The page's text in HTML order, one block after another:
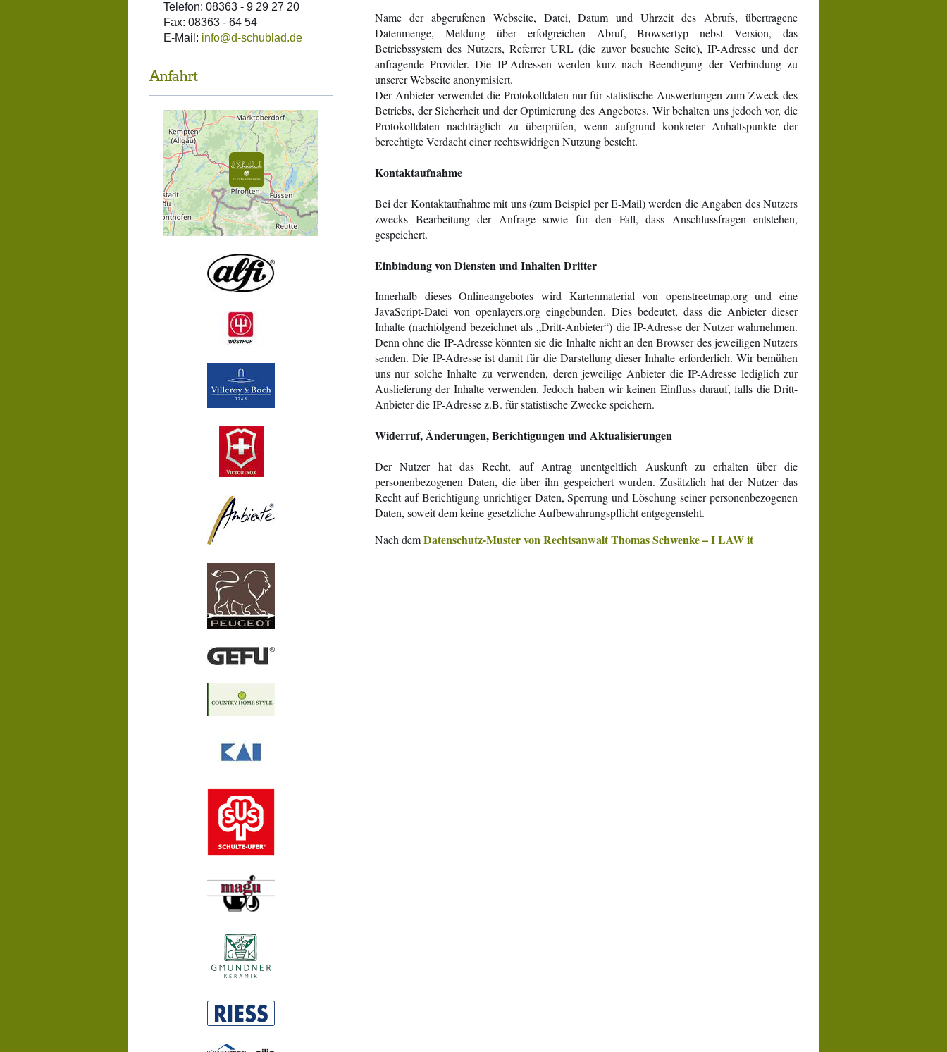
Name der abgerufenen Webseite, Datei, Datum und Uhrzeit des Abrufs, übertragene
Datenmenge, Meldung über erfolgreichen Abruf, Browsertyp nebst Version, das
Betriebssystem des Nutzers, Referrer URL (die zuvor besuchte Seite), IP-Adresse und der
anfragende Provider. Die IP-Adressen werden kurz nach Beendigung der Verbindung zu
unserer Webseite anonymisiert.
Der Anbieter verwendet die Protokolldaten nur für statistische Auswertungen zum Zweck des
Betriebs, der Sicherheit und der Optimierung des Angebotes. Wir behalten uns jedoch vor, die
Protokolldaten nachträglich zu überprüfen, wenn aufgrund konkreter Anhaltspunkte der
berechtigte Verdacht einer rechtswidrigen Nutzung besteht.
Kontaktaufnahme
Bei der Kontaktaufnahme mit uns (zum Beispiel per E-Mail) werden die Angaben des Nutzers
zwecks Bearbeitung der Anfrage sowie für den Fall, dass Anschlussfragen entstehen,
gespeichert.
Einbindung von Diensten und Inhalten Dritter
Innerhalb dieses Onlineangebotes wird Kartenmaterial von openstreetmap.org und eine
JavaScript-Datei von openlayers.org eingebunden. Dies bedeutet, dass die Anbieter dieser
Inhalte (nachfolgend bezeichnet als „Dritt-Anbieter“) die IP-Adresse der Nutzer wahrnehmen.
Denn ohne die IP-Adresse könnten sie die Inhalte nicht an den Browser des jeweiligen Nutzers
senden. Die IP-Adresse ist damit für die Darstellung dieser Inhalte erforderlich. Wir bemühen
uns nur solche Inhalte zu verwenden, deren jeweilige Anbieter die IP-Adresse lediglich zur
Auslieferung der Inhalte verwenden. Jedoch haben wir keinen Einfluss darauf, falls die Dritt-
Anbieter die IP-Adresse z.B. für statistische Zwecke speichern.
Widerruf, Änderungen, Berichtigungen und Aktualisierungen
Der Nutzer hat das Recht, auf Antrag unentgeltlich Auskunft zu erhalten über die
personenbezogenen Daten, die über ihn gespeichert wurden. Zusätzlich hat der Nutzer das
Recht auf Berichtigung unrichtiger Daten, Sperrung und Löschung seiner personenbezogenen
Daten, soweit dem keine gesetzliche Aufbewahrungspflicht entgegensteht.
Nach demDatenschutz-Muster von Rechtsanwalt Thomas Schwenke – I LAW it
Telefon: 08363 - 9 29 27 20
Fax: 08363 - 64 54
E-Mail: info@d-schublad.de
Anfahrt